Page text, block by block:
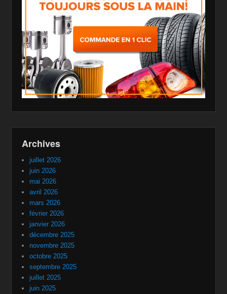
Archives
juillet 2026
juin 2026
mai 2026
avril 2026
mars 2026
février 2026
janvier 2026
décembre 2025
novembre 2025
octobre 2025
septembre 2025
juillet 2025
juin 2025